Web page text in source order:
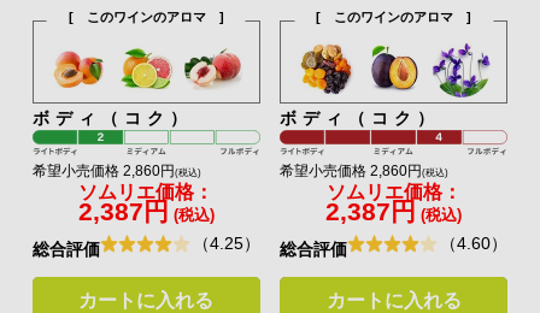
[ このワインのアロマ ]
ボディ（コク）
希望小売価格 2,860円 (税込)
ソムリエ価格：
2,387円 (税込)
総合評価 （4.25）
カートに入れる
[ このワインのアロマ ]
ボディ（コク）
希望小売価格 2,860円(税込)
ソムリエ価格：
2,387円 (税込)
総合評価 （4.60）
カートに入れる